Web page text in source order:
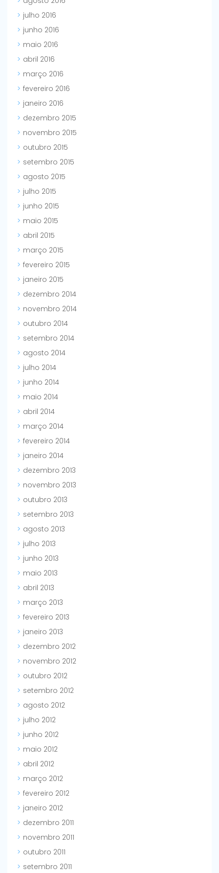
julho 2016
junho 2016
maio 2016
abril 2016
março 2016
fevereiro 2016
janeiro 2016
dezembro 2015
novembro 2015
outubro 2015
setembro 2015
agosto 2015
julho 2015
junho 2015
maio 2015
abril 2015
março 2015
fevereiro 2015
janeiro 2015
dezembro 2014
novembro 2014
outubro 2014
setembro 2014
agosto 2014
julho 2014
junho 2014
maio 2014
abril 2014
março 2014
fevereiro 2014
janeiro 2014
dezembro 2013
novembro 2013
outubro 2013
setembro 2013
agosto 2013
julho 2013
junho 2013
maio 2013
abril 2013
março 2013
fevereiro 2013
janeiro 2013
dezembro 2012
novembro 2012
outubro 2012
setembro 2012
agosto 2012
julho 2012
junho 2012
maio 2012
abril 2012
março 2012
fevereiro 2012
janeiro 2012
dezembro 2011
novembro 2011
outubro 2011
setembro 2011